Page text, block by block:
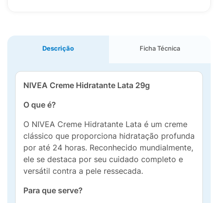
Descrição Ficha Técnica
NIVEA Creme Hidratante Lata 29g
O que é?
O NIVEA Creme Hidratante Lata é um creme
clássico que proporciona hidratação profunda
por até 24 horas. Reconhecido mundialmente,
ele se destaca por seu cuidado completo e
versátil contra a pele ressecada.
Para que serve?